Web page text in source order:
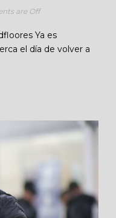
are Off
Ya es
el día de volver a